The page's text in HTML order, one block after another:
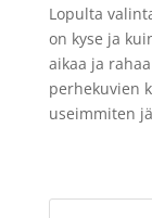
Lopulta
on kyse ja
aikaa ja
perhekuvien
useimmiten